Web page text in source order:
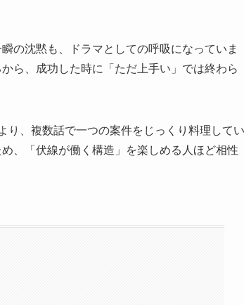
の沈黙も、ドラマとしての呼吸になっていま
ら、成功した時に「ただ上手い」では終わら
り、複数話で一つの案件をじっくり料理してい
、「伏線が働く構造」を楽しめる人ほど相性